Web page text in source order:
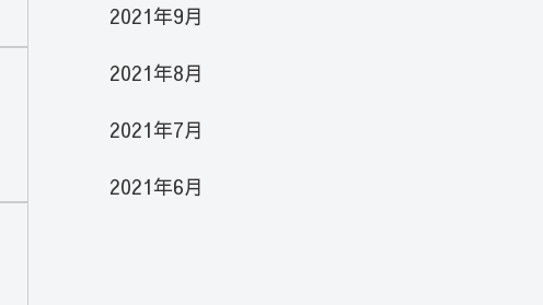
2021年9月
2021年8月
2021年7月
2021年6月